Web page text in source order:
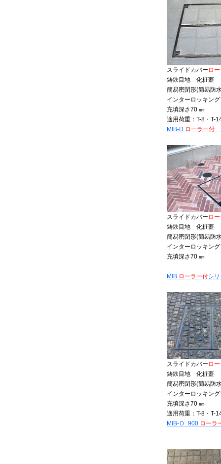
スライドカバー ロ
鋳鉄目地 化粧蓋
簡易密閉形(簡易防
インターロッキン
充填深さ70 ㎜
適用荷重：T-8・T-
MIB-D ローラー付
スライドカバー ロ
鋳鉄目地 化粧蓋
簡易密閉形(簡易防
インターロッキン
充填深さ70 ㎜
MIB ローラー付シ
スライドカバー ロ
鋳鉄目地 化粧蓋
簡易密閉形(簡易防
インターロッキン
充填深さ70 ㎜
適用荷重：T-8・T-
MIB-Ｄ 900 ローラ